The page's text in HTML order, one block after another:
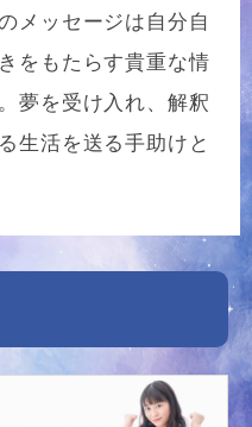
メッセージは自分自
をもたらす貴重な情
夢を受け入れ、解釈
生活を送る手助けと